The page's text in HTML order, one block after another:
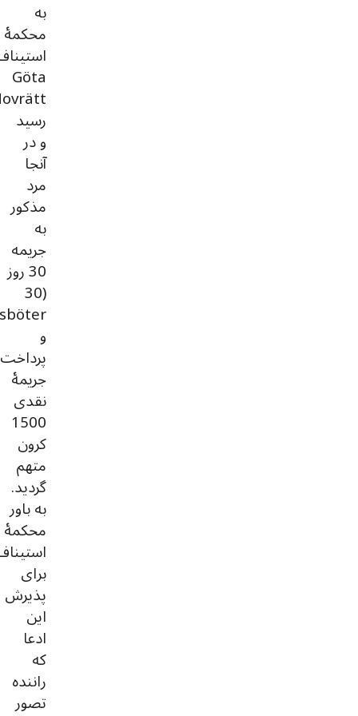
به
محکمۀ
Göta
رسید
و در
آنجا
مرد
مذکور
به
جریمه
30 روز
(30
و
پرداخت
جریمۀ
نقدی
1500
کرون
متهم
گردید.
به باور
محکمۀ
برای
پذیرش
این
ادعا
که
راننده
تصور